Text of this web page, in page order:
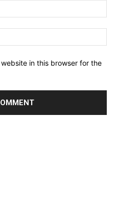
in this browser for the